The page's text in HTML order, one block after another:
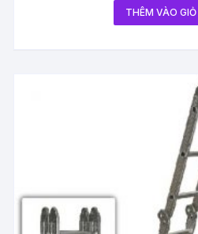
THÊM VÀO